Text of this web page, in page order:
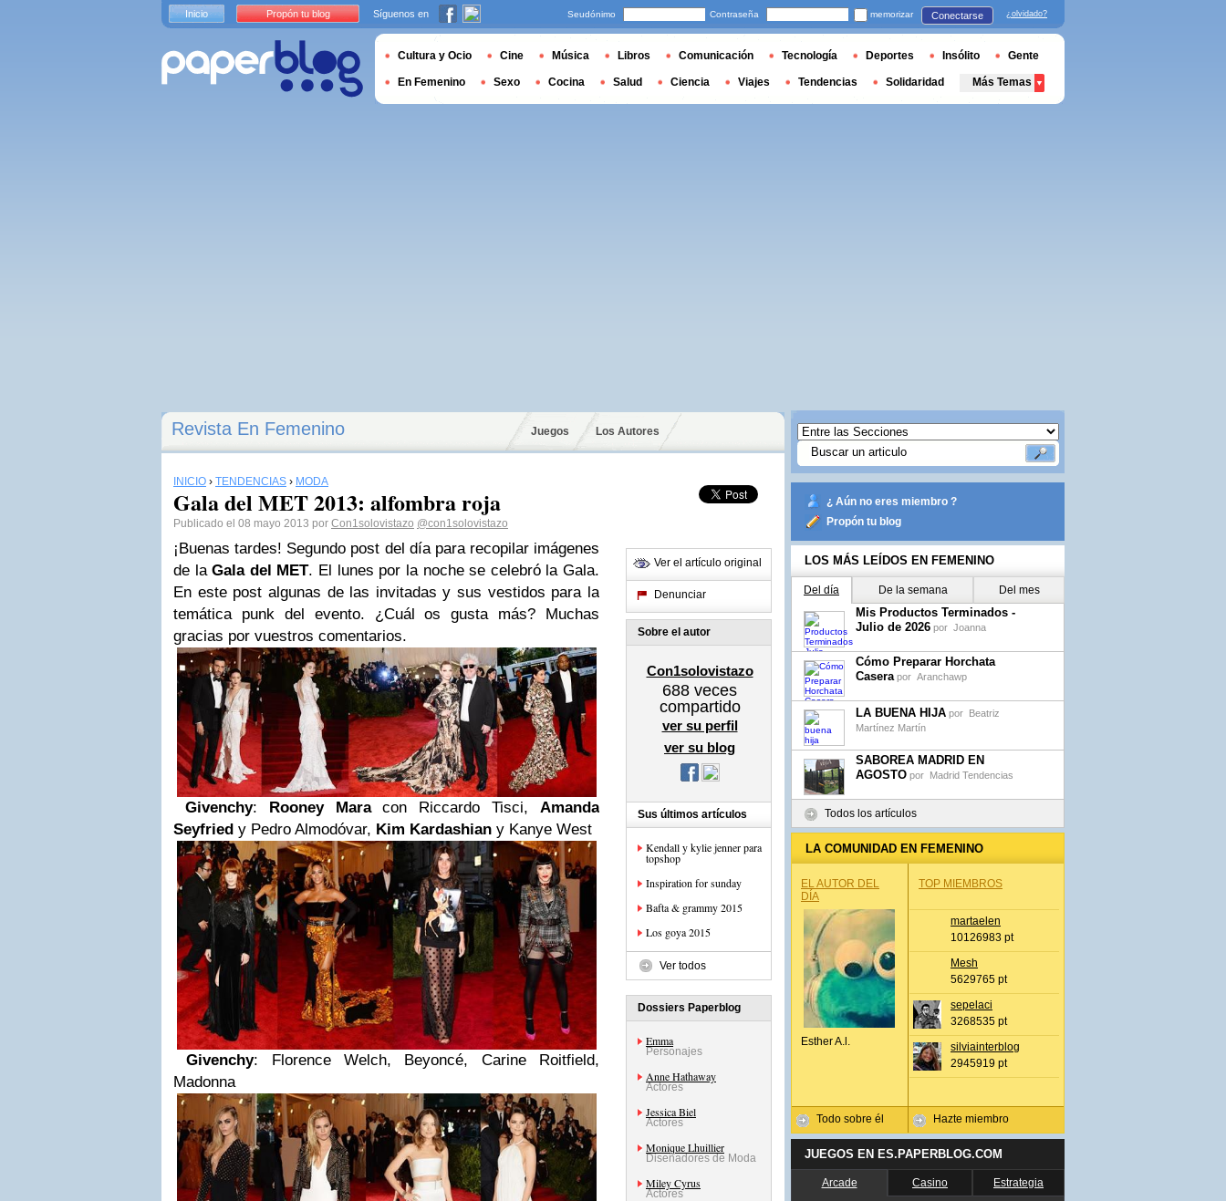
Revista En Femenino Juegos Los Autores
INICIO › TENDENCIAS › MODA
Gala del MET 2013: alfombra roja
Publicado el 08 mayo 2013 por Con1solovistazo @con1solovistazo
¡Buenas tardes! Segundo post del día para recopilar imágenes
de laGala del MET. El lunes por la noche se celebró la Gala.
En este post algunas de las invitadas y sus vestidos para la
temática punk del evento. ¿Cuál os gusta más? Muchas
gracias por vuestros comentarios.
Givenchy: Rooney Maracon Riccardo Tisci,Amanda
Seyfried y Pedro Almodóvar, Kim Kardashian y Kanye West
Givenchy: Florence Welch, Beyoncé, Carine Roitfield,
Madonna
Ver el artículo original
Denunciar
Sobre el autor
Con1solovistazo
688 veces
compartido
ver su perfil
ver su blog
Sus últimos artículos
Kendall y kylie jenner para
topshop
Inspiration for sunday
Bafta & grammy 2015
Los goya 2015
Ver todos
Dossiers Paperblog
Emma
Personajes
Anne Hathaway
Actores
Jessica Biel
Actores
Monique Lhuillier
Diseñadores de Moda
Miley Cyrus
Actores
¿ Aún no eres miembro ?
Propón tu blog
LOS MÁS LEÍDOS EN FEMENINO
Del día De la semana Del mes
Mis Productos Terminados -
Julio de 2026 por Joanna
Cómo Preparar Horchata
Casera por Aranchawp
LA BUENA HIJA por Beatriz
Martínez Martín
SABOREA MADRID EN
AGOSTO por Madrid Tendencias
Todos los artículos
LA COMUNIDAD EN FEMENINO
EL AUTOR DEL
DÍA
Esther A.l.
Todo sobre él
TOP MIEMBROS
martaelen
10126983 pt
Mesh
5629765 pt
sepelaci
3268535 pt
silviainterblog
2945919 pt
Hazte miembro
JUEGOS EN ES.PAPERBLOG.COM
Arcade Casino Estrategia
Inicio Propón tu blog Síguenos en Seudónimo Contraseña memorizar Conectarse ¿olvidado?
Cultura y Ocio Cine Música Libros Comunicación Tecnología Deportes Insólito Gente
En Femenino Sexo Cocina Salud Ciencia Viajes Tendencias Solidaridad Más Temas